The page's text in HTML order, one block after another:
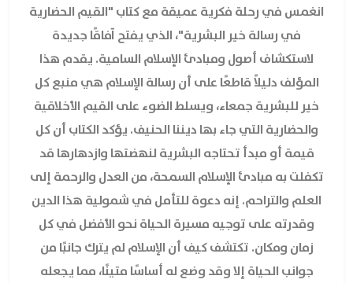
انغمس في رحلة فكرية عميقة مع كتاب "القيم الحضارية
في رسالة خير البشرية"، الذي يفتح آفاقًا جديدة
لاستكشاف أصول ومبادئ الإسلام السامية. يقدم هذا
المؤلف دليلاً قاطعًا على أن رسالة الإسلام هي منبع كل
خير للبشرية جمعاء، ويسلط الضوء على القيم الأخلاقية
والحضارية التي جاء بها ديننا الحنيف. يؤكد الكتاب أن كل
قيمة أو مبدأ تحتاجه البشرية لنهضتها وازدهارها قد
تكفلت به مبادئ الإسلام السمحة، من العدل والرحمة إلى
العلم والتراحم. إنه دعوة للتأمل في شمولية هذا الدين
وقدرته على توجيه مسيرة الحياة نحو الأفضل في كل
زمان ومكان. تكتشف كيف أن الإسلام لم يترك جانبًا من
جوانب الحياة إلا وقد وضع له أساسًا متينًا، مما يجعله